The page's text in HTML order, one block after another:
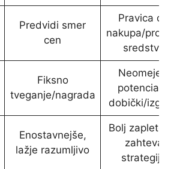
Predvidi smer
cen
Pravica do
nakupa/
sredstva
Fiksno
tveganje/nagrada
Neomejeni
potencialni
dobički/
Enostavnejše,
lažje razumljivo
Bolj
zahteva
strategijo